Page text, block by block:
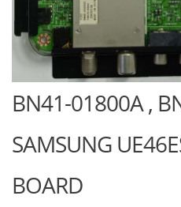
BN41-01800A ,
SAMSUNG
BOARD